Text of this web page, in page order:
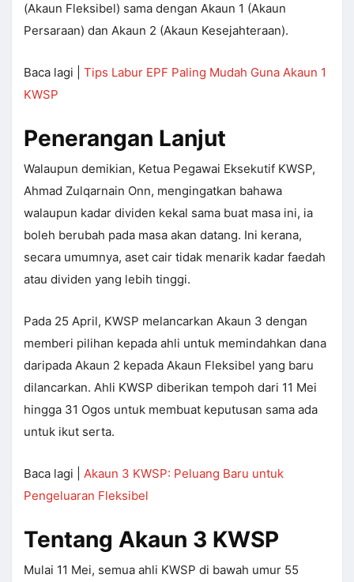
(Akaun Fleksibel) sama dengan Akaun 1 (Akaun
Persaraan) dan Akaun 2 (Akaun Kesejahteraan).
Baca lagi | Tips Labur EPF Paling Mudah Guna Akaun 1
KWSP
Penerangan Lanjut
Walaupun demikian, Ketua Pegawai Eksekutif KWSP,
Ahmad Zulqarnain Onn, mengingatkan bahawa
walaupun kadar dividen kekal sama buat masa ini, ia
boleh berubah pada masa akan datang. Ini kerana,
secara umumnya, aset cair tidak menarik kadar faedah
atau dividen yang lebih tinggi.
Pada 25 April, KWSP melancarkan Akaun 3 dengan
memberi pilihan kepada ahli untuk memindahkan dana
daripada Akaun 2 kepada Akaun Fleksibel yang baru
dilancarkan. Ahli KWSP diberikan tempoh dari 11 Mei
hingga 31 Ogos untuk membuat keputusan sama ada
untuk ikut serta.
Baca lagi | Akaun 3 KWSP: Peluang Baru untuk
Pengeluaran Fleksibel
Tentang Akaun 3 KWSP
Mulai 11 Mei, semua ahli KWSP di bawah umur 55